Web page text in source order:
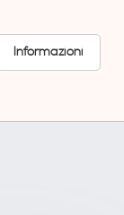
Informazioni